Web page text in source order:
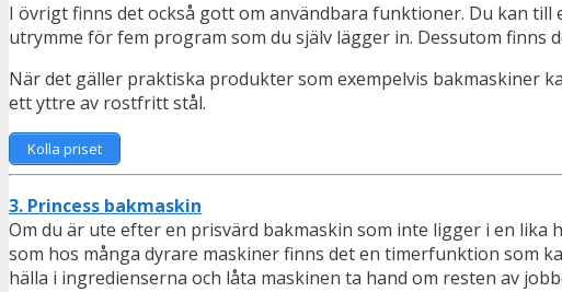
I övrigt finns det också gott om användbara funktioner. Du kan
utrymme för fem program som du själv lägger in. Dessutom
När det gäller praktiska produkter som exempelvis bakmaskiner
ett yttre av rostfritt stål.
Kolla priset
3. Princess bakmaskin
Om du är ute efter en prisvärd bakmaskin som inte ligger i en
som hos många dyrare maskiner finns det en timerfunktion som
hälla i ingredienserna och låta maskinen ta hand om resten av